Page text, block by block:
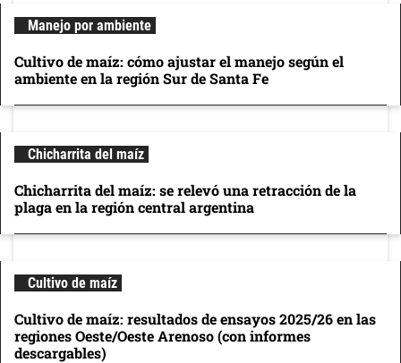
Manejo por ambiente
Cultivo de maíz: cómo ajustar el manejo según el
ambiente en la región Sur de Santa Fe
Chicharrita del maíz
Chicharrita del maíz: se relevó una retracción de la
plaga en la región central argentina
Cultivo de maíz
Cultivo de maíz: resultados de ensayos 2025/26 en las
regiones Oeste/Oeste Arenoso (con informes
descargables)